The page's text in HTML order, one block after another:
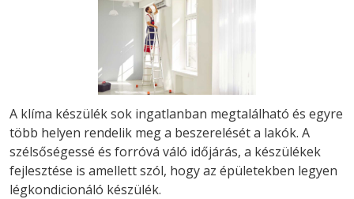
A klíma készülék sok ingatlanban megtalálható és egyre
több helyen rendelik meg a beszerelését a lakók. A
szélsőségessé és forróvá váló időjárás, a készülékek
fejlesztése is amellett szól, hogy az épületekben legyen
légkondicionáló készülék.